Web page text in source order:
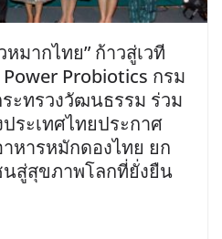
มากไทย” ก้าวสู่เวที
Probiotics กรม
ะทรวงวัฒนธรรม ร่วม
ระเทศไทยประกาศ
หารหมักดองไทย ยก
สู่สุขภาพโลกที่ยั่งยืน